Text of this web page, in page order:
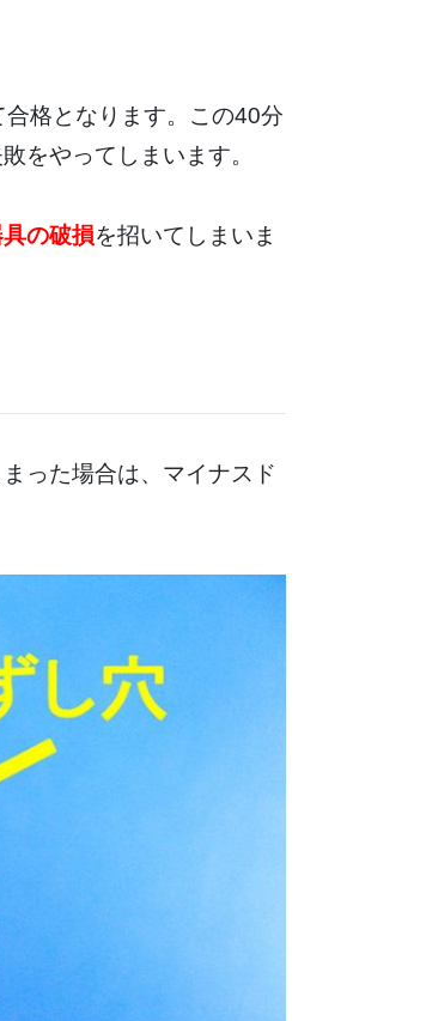
格となります。この40分
をやってしまいます。
の破損を招いてしまいま
った場合は、マイナスド